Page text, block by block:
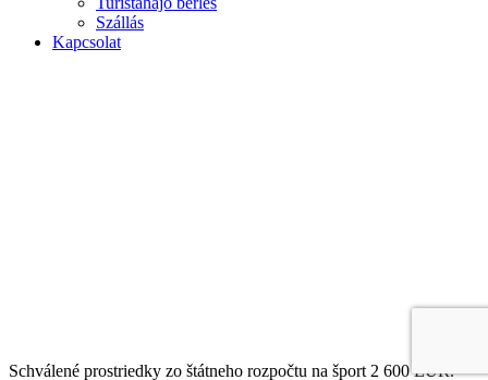
Szállás
Kapcsolat
Schválené prostriedky zo štátneho rozpočtu na šport 2 600 EUR.